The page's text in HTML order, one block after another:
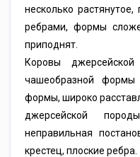
несколько
ребрами, формы
приподнят.
Коровы
чашеобразной формы
формы, широко
джерсейской
неправильная
крестец, плоские ребра.